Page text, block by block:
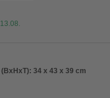
34 x 43 x 39 cm